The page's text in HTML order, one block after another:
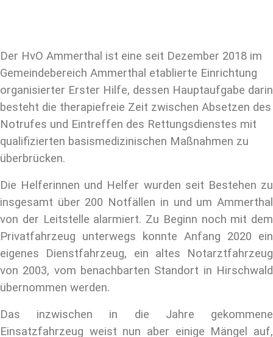
Der HvO Ammerthal ist eine seit Dezember 2018 im
Gemeindebereich Ammerthal etablierte Einrichtung
organisierter Erster Hilfe, dessen Hauptaufgabe darin
besteht die therapiefreie Zeit zwischen Absetzen des
Notrufes und Eintreffen des Rettungsdienstes mit
qualifizierten basismedizinischen Maßnahmen zu
überbrücken.
Die Helferinnen und Helfer wurden seit Bestehen zu
insgesamt über 200 Notfällen in und um Ammerthal
von der Leitstelle alarmiert. Zu Beginn noch mit dem
Privatfahrzeug unterwegs konnte Anfang 2020 ein
eigenes Dienstfahrzeug, ein altes Notarztfahrzeug
von 2003, vom benachbarten Standort in Hirschwald
übernommen werden.
Das inzwischen in die Jahre gekommene
Einsatzfahrzeug weist nun aber einige Mängel auf,